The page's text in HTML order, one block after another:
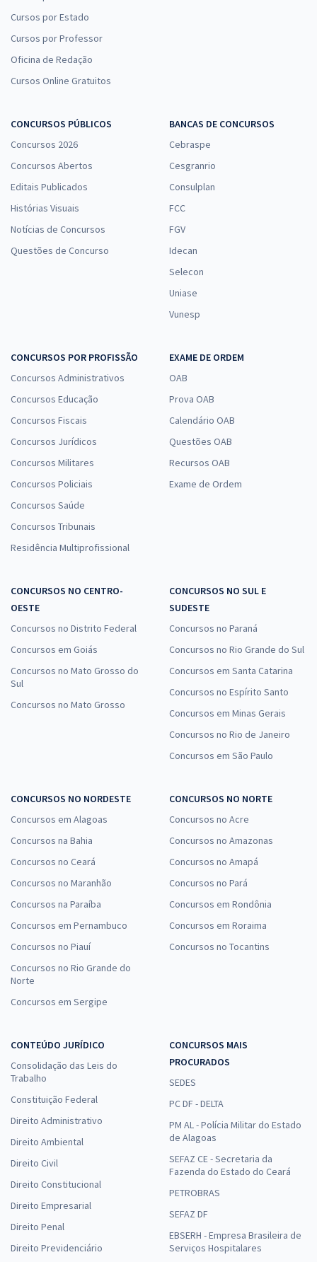
Cursos por Estado
Cursos por Professor
Oficina de Redação
Cursos Online Gratuitos
CONCURSOS PÚBLICOS
Concursos 2026
Concursos Abertos
Editais Publicados
Histórias Visuais
Notícias de Concursos
Questões de Concurso
BANCAS DE CONCURSOS
Cebraspe
Cesgranrio
Consulplan
FCC
FGV
Idecan
Selecon
Uniase
Vunesp
CONCURSOS POR PROFISSÃO
Concursos Administrativos
Concursos Educação
Concursos Fiscais
Concursos Jurídicos
Concursos Militares
Concursos Policiais
Concursos Saúde
Concursos Tribunais
Residência Multiprofissional
EXAME DE ORDEM
OAB
Prova OAB
Calendário OAB
Questões OAB
Recursos OAB
Exame de Ordem
CONCURSOS NO CENTRO-
OESTE
Concursos no Distrito Federal
Concursos em Goiás
Concursos no Mato Grosso do
Sul
Concursos no Mato Grosso
CONCURSOS NO SUL E
SUDESTE
Concursos no Paraná
Concursos no Rio Grande do Sul
Concursos em Santa Catarina
Concursos no Espírito Santo
Concursos em Minas Gerais
Concursos no Rio de Janeiro
Concursos em São Paulo
CONCURSOS NO NORDESTE
Concursos em Alagoas
Concursos na Bahia
Concursos no Ceará
Concursos no Maranhão
Concursos na Paraíba
Concursos em Pernambuco
Concursos no Piauí
Concursos no Rio Grande do
Norte
Concursos em Sergipe
CONCURSOS NO NORTE
Concursos no Acre
Concursos no Amazonas
Concursos no Amapá
Concursos no Pará
Concursos em Rondônia
Concursos em Roraima
Concursos no Tocantins
CONTEÚDO JURÍDICO
Consolidação das Leis do
Trabalho
Constituição Federal
Direito Administrativo
Direito Ambiental
Direito Civil
Direito Constitucional
Direito Empresarial
Direito Penal
Direito Previdenciário
CONCURSOS MAIS
PROCURADOS
SEDES
PC DF - DELTA
PM AL - Polícia Militar do Estado
de Alagoas
SEFAZ CE - Secretaria da
Fazenda do Estado do Ceará
PETROBRAS
SEFAZ DF
EBSERH - Empresa Brasileira de
Serviços Hospitalares